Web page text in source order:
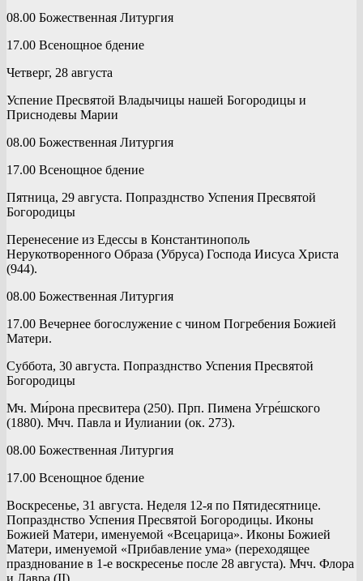
08.00 Божественная Литургия
17.00 Всенощное бдение
Четверг, 28 августа
Успение Пресвятой Владычицы нашей Богородицы и
Приснодевы Марии
08.00 Божественная Литургия
17.00 Всенощное бдение
Пятница, 29 августа. Попразднство Успения Пресвятой
Богородицы
Перенесение из Едессы в Константинополь
Нерукотворенного Образа (Убруса) Господа Иисуса Христа
(944).
08.00 Божественная Литургия
17.00 Вечернее богослужение с чином Погребения Божией
Матери.
Суббота, 30 августа. Попразднство Успения Пресвятой
Богородицы
Мч. Ми́рона пресвитера (250). Прп. Пимена Угре́шского
(1880). Мчч. Павла и Иулиании (ок. 273).
08.00 Божественная Литургия
17.00 Всенощное бдение
Воскресенье, 31 августа. Неделя 12-я по Пятидесятнице.
Попразднство Успения Пресвятой Богородицы. Иконы
Божией Матери, именуемой «Всецарица». Иконы Божией
Матери, именуемой «Прибавление ума» (переходящее
празднование в 1-е воскресенье после 28 августа). Мчч. Флора
и Лавра (II).